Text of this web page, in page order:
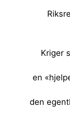
Kriger
en
den